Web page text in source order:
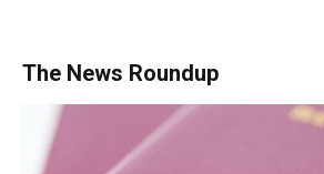
The News Roundup